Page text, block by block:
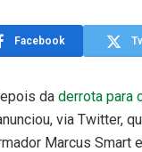
Facebook
da derrota para
via Twitter,
Marcus Smart